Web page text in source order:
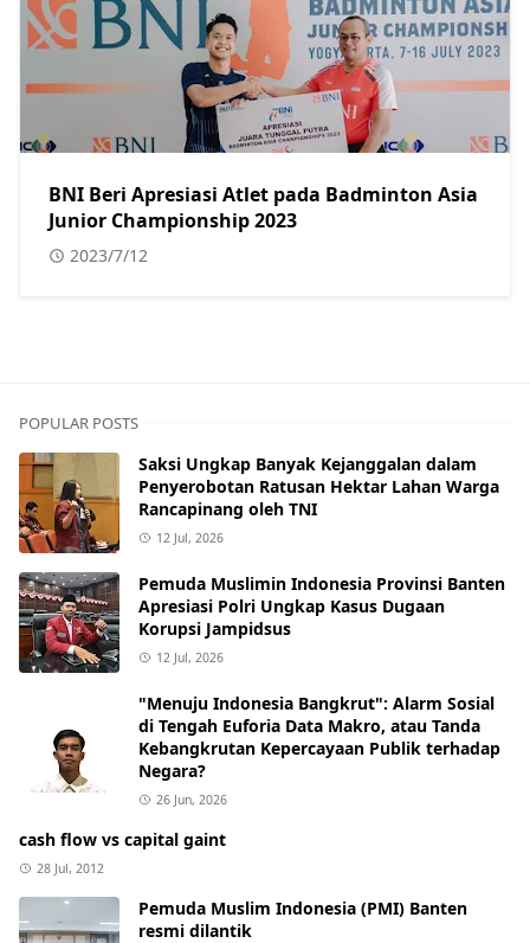
BNI Beri Apresiasi Atlet pada Badminton Asia
Junior Championship 2023
2023/7/12
POPULAR POSTS
Saksi Ungkap Banyak Kejanggalan dalam
Penyerobotan Ratusan Hektar Lahan Warga
Rancapinang oleh TNI
12 Jul, 2026
Pemuda Muslimin Indonesia Provinsi Banten
Apresiasi Polri Ungkap Kasus Dugaan
Korupsi Jampidsus
12 Jul, 2026
"Menuju Indonesia Bangkrut": Alarm Sosial
di Tengah Euforia Data Makro, atau Tanda
Kebangkrutan Kepercayaan Publik terhadap
Negara?
26 Jun, 2026
cash flow vs capital gaint
28 Jul, 2012
Pemuda Muslim Indonesia (PMI) Banten
resmi dilantik